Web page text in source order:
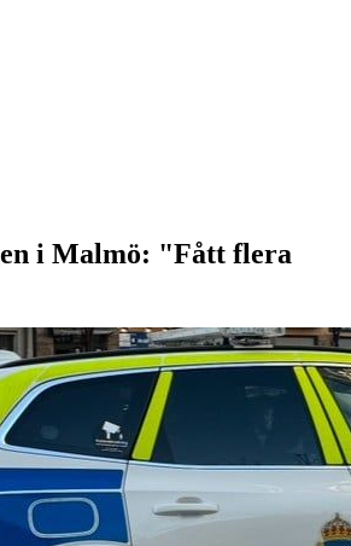
i Malmö: "Fått flera